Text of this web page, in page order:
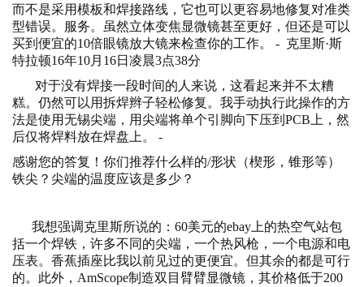
而不是采用模板和焊接路线，它也可以更容易地修复对准类
型错误。服务。虽然立体变焦显微镜甚至更好，但还是可以
买到便宜的10倍眼镜放大镜来检查你的工作。 - 克里斯·斯
特拉顿16年10月16日凌晨3点38分
对于没有焊接一段时间的人来说，这看起来并不太糟
糕。仍然可以用拆焊辫子轻松修复。我手动执行此操作的方
法是使用无锡尖端，用尖端将单个引脚向下压到PCB上，然
后仅将焊料放在焊盘上。 -
感谢您的答复！你们推荐什么样的/形状（楔形，锥形等）
铁尖？尖端的温度应该是多少？
我想强调克里斯所说的：60美元的ebay上的热空气站包
括一个焊铁，许多不同的尖端，一个热风枪，一个电源和电
压表。香蕉插座比我以前见过的更便宜。但其余的都是可行
的。此外，AmScope制造双目臂臂显微镜，其价格低于200